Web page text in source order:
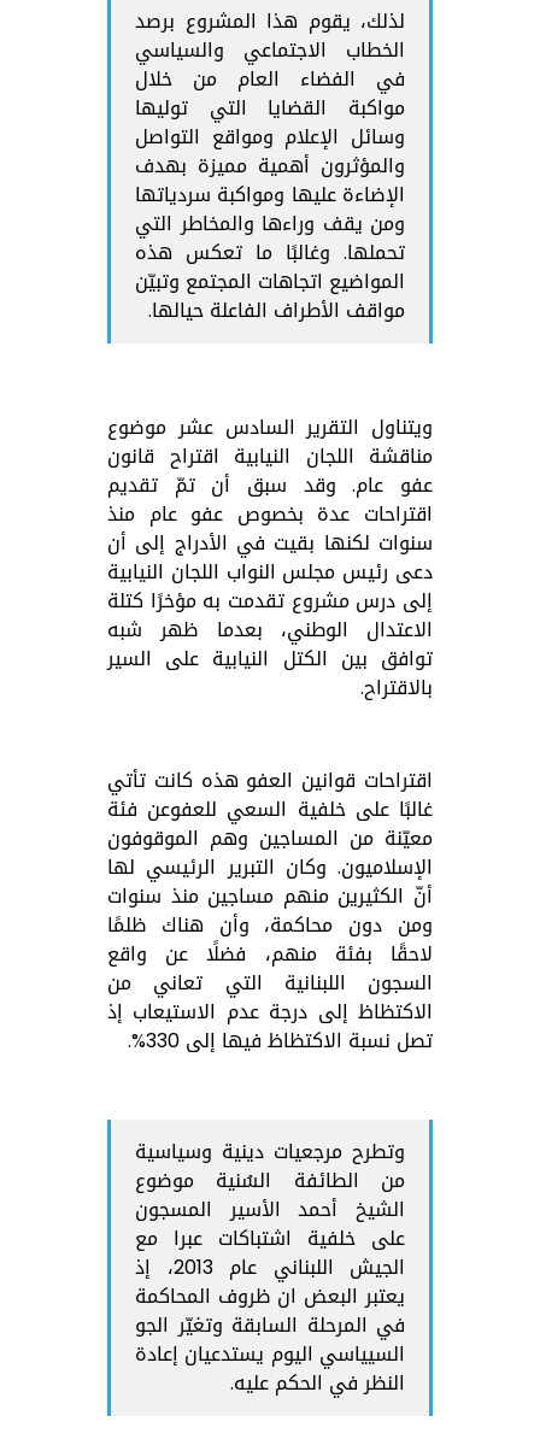
لذلك، يقوم هذا المشروع برصد
الخطاب الاجتماعي والسياسي
في الفضاء العام من خلال
مواكبة القضايا التي توليها
وسائل الإعلام ومواقع التواصل
والمؤثرون أهمية مميزة بهدف
الإضاءة عليها ومواكبة سردياتها
ومن يقف وراءها والمخاطر التي
تحملها. وغالبًا ما تعكس هذه
المواضيع اتجاهات المجتمع وتبيّن
مواقف الأطراف الفاعلة حيالها.
ويتناول التقرير السادس عشر موضوع
مناقشة اللجان النيابية اقتراح قانون
عفو عام. وقد سبق أن تمّ تقديم
اقتراحات عدة بخصوص عفو عام منذ
سنوات لكنها بقيت في الأدراج إلى أن
دعى رئيس مجلس النواب اللجان النيابية
إلى درس مشروع تقدمت به مؤخرًا كتلة
الاعتدال الوطني، بعدما ظهر شبه
توافق بين الكتل النيابية على السير
بالاقتراح.
اقتراحات قوانين العفو هذه كانت تأتي
غالبًا على خلفية السعي للعفوعن فئة
معيّنة من المساجين وهم الموقوفون
الإسلاميون. وكان التبرير الرئيسي لها
أنّ الكثيرين منهم مساجين منذ سنوات
ومن دون محاكمة، وأن هناك ظلمًا
لاحقًا بفئة منهم، فضلًا عن واقع
السجون اللبنانية التي تعاني من
الاكتظاظ إلى درجة عدم الاستيعاب إذ
تصل نسبة الاكتظاظ فيها إلى 330%.
وتطرح مرجعيات دينية وسياسية
من الطائفة السُنية موضوع
الشيخ أحمد الأسير المسجون
على خلفية اشتباكات عبرا مع
الجيش اللبناني عام 2013، إذ
يعتبر البعض ان ظروف المحاكمة
في المرحلة السابقة وتغيّر الجو
السيياسي اليوم يستدعيان إعادة
النظر في الحكم عليه.